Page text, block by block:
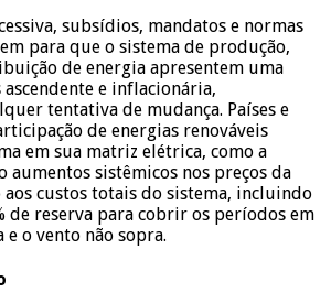
subsídios, mandatos e normas
para que o sistema de produção,
de energia apresentem uma
e inflacionária,
tentativa de mudança. Países e
de energias renováveis
em sua matriz elétrica, como a
aumentos sistêmicos nos preços da
custos totais do sistema, incluindo
de reserva para cobrir os períodos em
o vento não sopra.